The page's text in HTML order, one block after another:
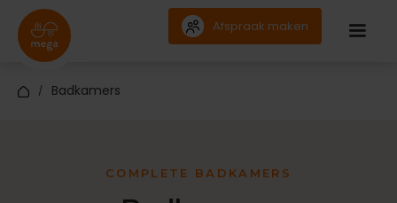
Afspraak maken
/ Badkamers
COMPLETE BADKAMERS